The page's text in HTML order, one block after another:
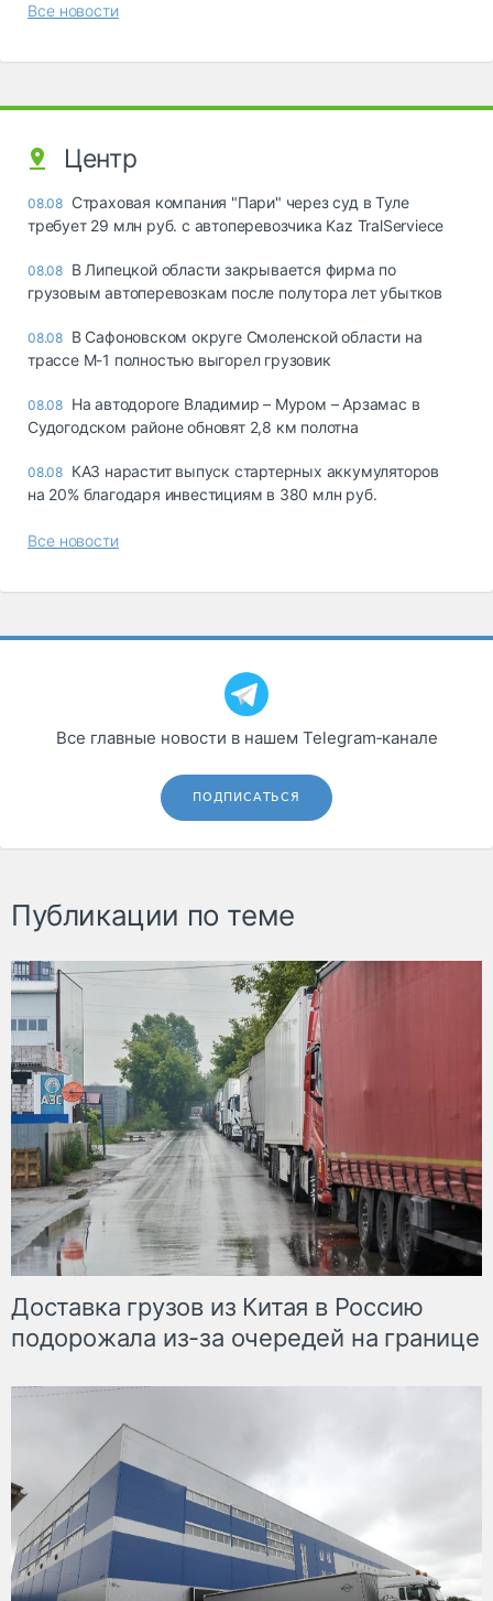
Все новости
Центр
08.08 Страховая компания "Пари" через суд в Туле
требует 29 млн руб. с автоперевозчика Kaz TralServiece
08.08 В Липецкой области закрывается фирма по
грузовым автоперевозкам после полутора лет убытков
08.08 В Сафоновском округе Смоленской области на
трассе М-1 полностью выгорел грузовик
08.08 На автодороге Владимир – Муром – Арзамас в
Судогодском районе обновят 2,8 км полотна
08.08 КАЗ нарастит выпуск стартерных аккумуляторов
на 20% благодаря инвестициям в 380 млн руб.
Все новости
Все главные новости в нашем Telegram‑канале
ПОДПИСАТЬСЯ
Публикации по теме
Доставка грузов из Китая в Россию
подорожала из-за очередей на границе